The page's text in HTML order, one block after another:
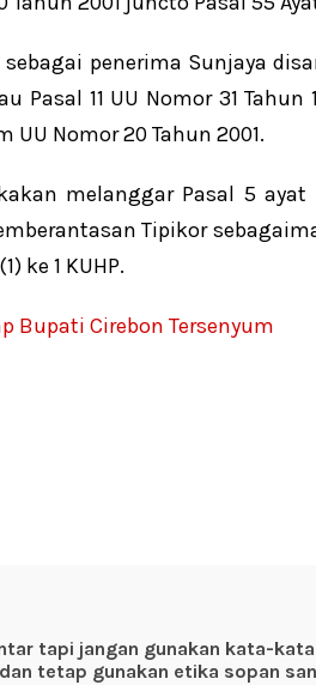
penerima Sunjaya
Pasal 11 UU Nomor 31
Nomor 20 Tahun 2001.
melanggar Pasal 5
Tipikor
ke 1 KUHP.
Bupati Cirebon Tersenyum
tapi jangan gunakan kata-
dan tetap gunakan etika sopan